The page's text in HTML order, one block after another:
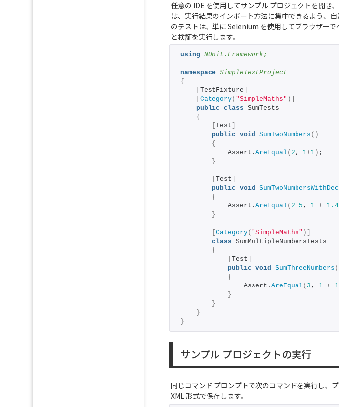
任意の IDE を使用してサンプル プロジェクトを開き
は、実行結果のインポート方法に集中できるよう、
のテストは、単に Selenium を使用してブラウザー
と検証を実行します。
using NUnit.Framework;
namespace SimpleTestProject
{
[TestFixture
[Category( "SimpleMaths" )]
public
class SumTests
{
[Test
public
void SumTwoNumbers ()
{
            Assert.
AreEqual ( 2 , 1+1 ) ;
}
[Test
public
void
{
            Assert.
AreEqual ( 2.5 , 1 +
}
[Category( "SimpleMaths" )]
class SumMultipleNumbersTests
{
[Test
public
void SumThreeNumbers
{
                Assert.
AreEqual ( 3 , 1 + 1
}
}
}
}
サンプル プロジェクトの実行
同じコマンド プロンプトで次のコマンドを実行し、
XML 形式で保存します。